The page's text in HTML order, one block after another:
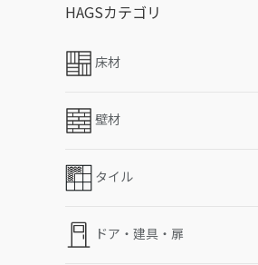
HAGSカテゴリ
床材
壁材
タイル
ドア・建具・扉